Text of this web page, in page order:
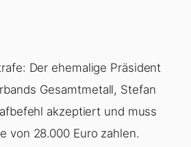
Der ehemalige Präsident
Gesamtmetall, Stefan
akzeptiert und muss
von 28.000 Euro zahlen.